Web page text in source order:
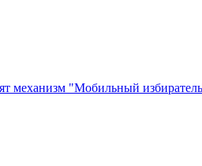
механизм "Мобильный